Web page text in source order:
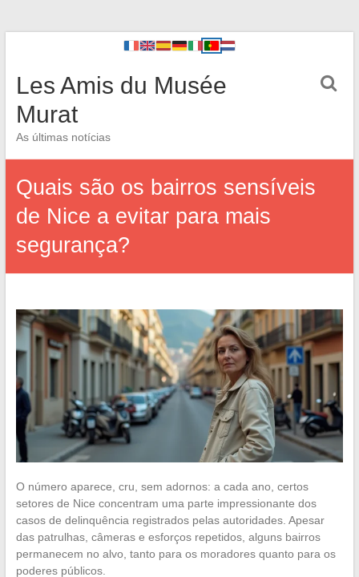
Les Amis du Musée
Murat
As últimas notícias
Quais são os bairros sensíveis
de Nice a evitar para mais
segurança?
O número aparece, cru, sem adornos: a cada ano, certos
setores de Nice concentram uma parte impressionante dos
casos de delinquência registrados pelas autoridades. Apesar
das patrulhas, câmeras e esforços repetidos, alguns bairros
permanecem no alvo, tanto para os moradores quanto para os
poderes públicos.